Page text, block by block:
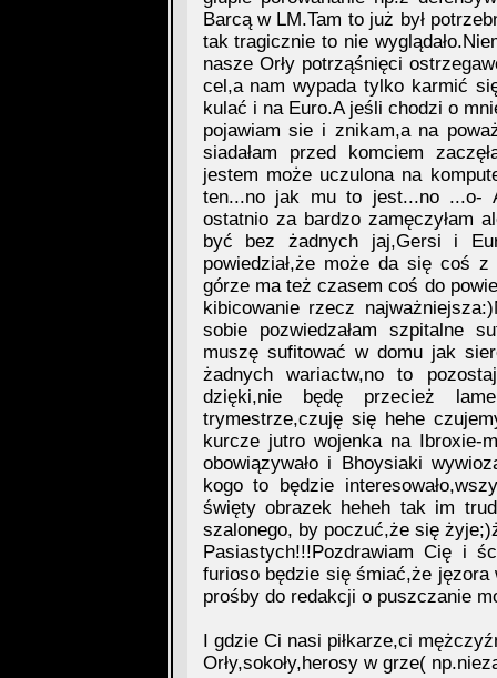
Barcą w LM.Tam to już był
tak tragicznie to nie
nasze Orły potrząśnięci
cel,a nam wypada tylko karmić
kulać i na Euro.A jeśli chodzi o
pojawiam sie i znikam,a na
siadałam przed komciem
jestem może uczulona na
ten...no jak mu to jest...no ...o-
ostatnio za bardzo zamęczyłam
być bez żadnych jaj,Gersi i
powiedział,że może da się coś
górze ma też czasem coś do
kibicowanie rzecz
sobie pozwiedzałam szpitalne
muszę sufitować w domu jak
żadnych wariactw,no to
dzięki,nie będę przecież
trymestrze,czuję się hehe
kurcze jutro wojenka na Ibroxie-
obowiązywało i Bhoysiaki
kogo to będzie
święty obrazek heheh tak im
szalonego, by poczuć,że się
Pasiastych!!!Pozdrawiam Cię i
furioso będzie się śmiać,że
prośby do redakcji o puszczanie
I gdzie Ci nasi piłkarze,ci
Orły,sokoły,herosy w grze(